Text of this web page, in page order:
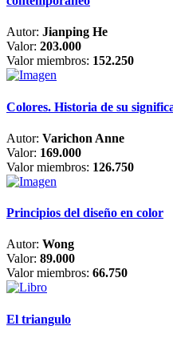
Autor: Jianping He
Valor: 203.000
Valor miembros: 152.250
Colores. Historia de su
Autor: Varichon Anne
Valor: 169.000
Valor miembros: 126.750
Principios del diseño en color
Autor: Wong
Valor: 89.000
Valor miembros: 66.750
El triangulo